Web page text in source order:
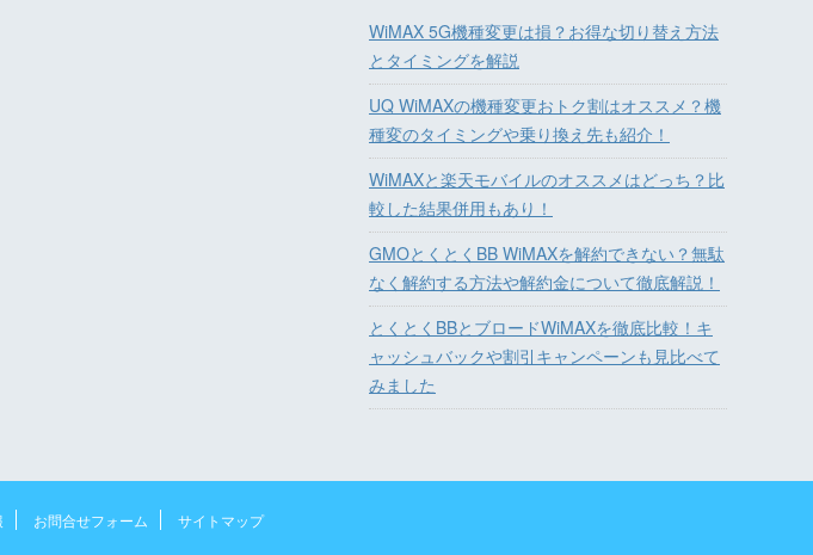
WiMAX 5G機種変更は損？お得な切り替え方法
とタイミングを解説
UQ WiMAXの機種変更おトク割はオススメ？機
種変のタイミングや乗り換え先も紹介！
WiMAXと楽天モバイルのオススメはどっち？比
較した結果併用もあり！
GMOとくとくBB WiMAXを解約できない？無駄
なく解約する方法や解約金について徹底解説！
とくとくBBとブロードWiMAXを徹底比較！キ
ャッシュバックや割引キャンペーンも見比べて
みました
お問合せフォーム サイトマップ